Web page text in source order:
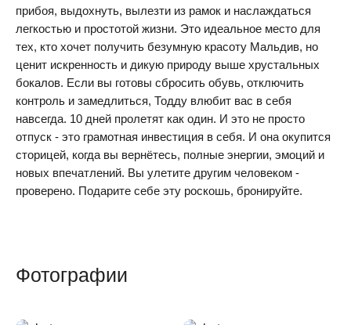
прибоя, выдохнуть, вылезти из рамок и наслаждаться
легкостью и простотой жизни. Это идеальное место для
тех, кто хочет получить безумную красоту Мальдив, но
ценит искренность и дикую природу выше хрустальных
бокалов. Если вы готовы сбросить обувь, отключить
контроль и замедлиться, Тодду влюбит вас в себя
навсегда. 10 дней пролетят как один. И это не просто
отпуск - это грамотная инвестиция в себя. И она окупится
сторицей, когда вы вернётесь, полные энергии, эмоций и
новых впечатлений. Вы улетите другим человеком -
проверено. Подарите себе эту роскошь, бронируйте.
Фотографии